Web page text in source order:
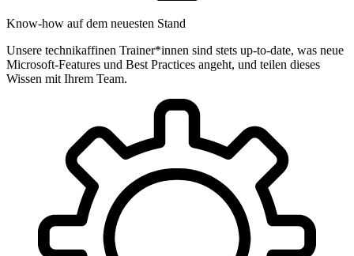
Know-how auf dem neuesten Stand
Unsere technikaffinen Trainer*innen sind stets up-to-date, was neue
Microsoft-Features und Best Practices angeht, und teilen dieses
Wissen mit Ihrem Team.